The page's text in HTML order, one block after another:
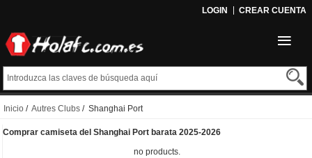
LOGIN CREAR CUENTA
Inicio / Autres Clubs / Shanghai Port
Comprar camiseta del Shanghai Port barata 2025-2026
no products.